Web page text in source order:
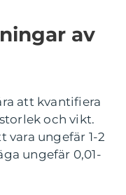
av
att kvantifiera
och vikt.
ungefär 1-2
ungefär 0,01-